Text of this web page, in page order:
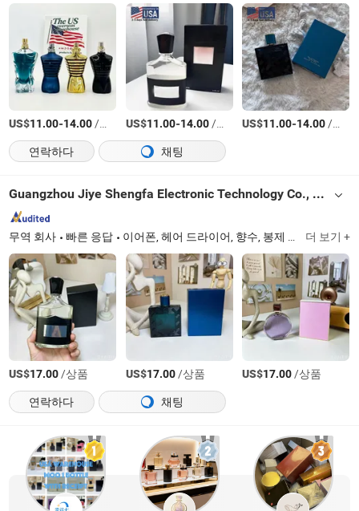
US$11.00-14.00/상품 US$11.00-14.00/상품 US$11.00-14.00/상품
연락하다
채팅
Guangzhou Jiye Shengfa Electronic Technology Co., Ltd.
무역 회사 빠른 응답 이어폰, 헤어 드라이어, 향수, 봉제 인형, 안경 더 보기 +
US$17.00/상품 US$17.00/상품 US$17.00/상품
연락하다
채팅